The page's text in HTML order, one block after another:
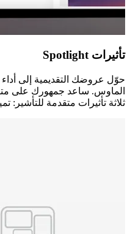
تأثيرات Spotlight
الماوس. ساعد جمهورك على
ثلاثة تأثيرات متقدمة للتأشير: